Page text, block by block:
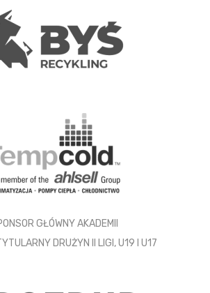
GŁÓWNY AKADEMII
DRUŻYN II LIGI, U19 I U17